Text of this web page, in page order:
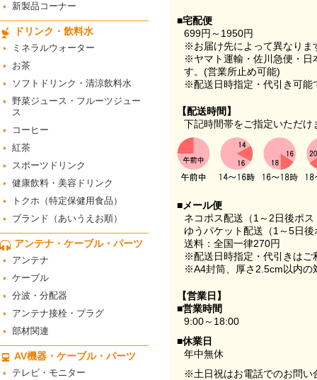
■宅配便
699円～1950円
※お届け先によって異なりま
※ヤマト運輸・佐川急便・日
す。(営業所止め可能)
※配送日時指定・代引き可能
【配送時間】
下記時間帯をご指定いただけ
■メール便
ネコポス配送（1～2日後ポ
ゆうパケット配送（1～5日
送料：全国一律270円
※配送日時指定・代引きはご
※A4封筒、厚さ2.5cm以内の
【営業日】
■営業時間
9:00～18:00
■休業日
年中無休
※土日祝はお電話でのお問い
新製品コーナー
ドリンク・飲料水
ミネラルウォーター
お茶
ソフトドリンク・清涼飲料水
野菜ジュース・フルーツジュー
ス
コーヒー
紅茶
スポーツドリンク
健康飲料・美容ドリンク
トクホ（特定保健用食品）
ブランド（あいうえお順）
アンテナ・ケーブル・パーツ
アンテナ
ケーブル
分波・分配器
アンテナ接栓・プラグ
部材関連
AV機器・ケーブル・パーツ
テレビ・モニター